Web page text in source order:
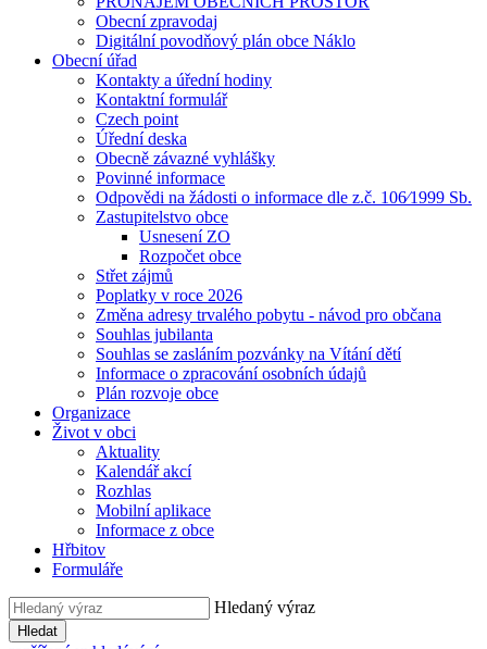
Obecní zpravodaj
Digitální povodňový plán obce Náklo
Obecní úřad
Kontakty a úřední hodiny
Kontaktní formulář
Czech point
Úřední deska
Obecně závazné vyhlášky
Povinné informace
Odpovědi na žádosti o informace dle z.č. 106⁄1999 Sb.
Zastupitelstvo obce
Usnesení ZO
Rozpočet obce
Střet zájmů
Poplatky v roce 2026
Změna adresy trvalého pobytu - návod pro občana
Souhlas jubilanta
Souhlas se zasláním pozvánky na Vítání dětí
Informace o zpracování osobních údajů
Plán rozvoje obce
Organizace
Život v obci
Aktuality
Kalendář akcí
Rozhlas
Mobilní aplikace
Informace z obce
Hřbitov
Formuláře
Hledaný výraz
Hledat